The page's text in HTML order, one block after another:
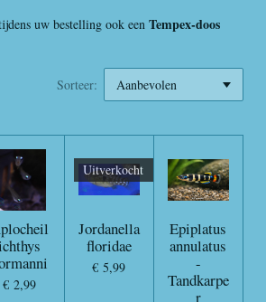
uw bestelling ook een Tempex-doos
Sorteer:
€ 2,99
Uitverkocht
Jordanella
floridae
€ 5,99
Epiplatus
annulatus
-
Tandkarpe
r